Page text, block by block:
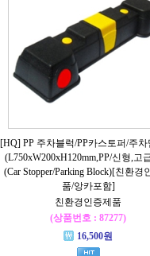
[HQ] PP 주차블럭/PP카스토퍼/주
(L750xW200xH120mm,PP/신형,고
(Car Stopper/Parking Block)[친환경
품/앙카포함]
친환경인증제품
(상품번호 : 87277)
16,500원